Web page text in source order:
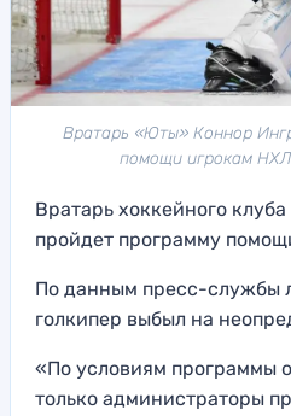
Вратарь «Юты» Коннор
помощи игрокам
Вратарь хоккейного
пройдет программу
По данным пресс-службы
голкипер выбыл на
«По условиям программы
только администраторы